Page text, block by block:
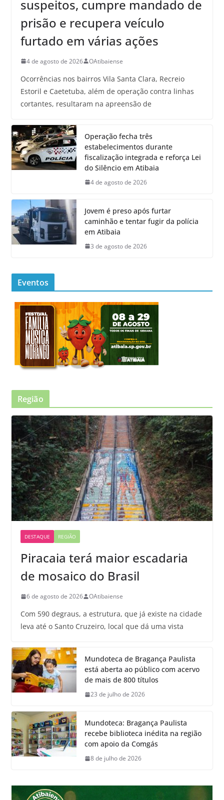
suspeitos, cumpre mandado de
prisão e recupera veículo
furtado em várias ações
4 de agosto de 2026 OAtibaiense
Ocorrências nos bairros Vila Santa Clara, Recreio
Estoril e Caetetuba, além de operação contra linhas
cortantes, resultaram na apreensão de
Operação fecha três
estabelecimentos durante
fiscalização integrada e reforça Lei
do Silêncio em Atibaia
4 de agosto de 2026
Jovem é preso após furtar
caminhão e tentar fugir da polícia
em Atibaia
3 de agosto de 2026
Eventos
Região
DESTAQUE REGIÃO
Piracaia terá maior escadaria
de mosaico do Brasil
6 de agosto de 2026 OAtibaiense
Com 590 degraus, a estrutura, que já existe na cidade
leva até o Santo Cruzeiro, local que dá uma vista
Mundoteca de Bragança Paulista
está aberta ao público com acervo
de mais de 800 títulos
23 de julho de 2026
Mundoteca: Bragança Paulista
recebe biblioteca inédita na região
com apoio da Comgás
8 de julho de 2026